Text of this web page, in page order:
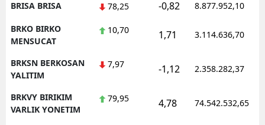
BRISA BRISA 78,25 -0,82 8.877.952,10
BRKO BIRKO
MENSUCAT
10,70 1,71 3.114.636,70
BRKSN BERKOSAN
YALITIM
7,97 -1,12 2.358.282,37
BRKVY BIRIKIM
VARLIK YONETIM
79,95 4,78 74.542.532,65